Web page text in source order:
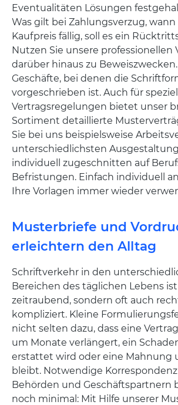
Eventualitäten Lösungen
Was gilt bei Zahlungsverzug,
Kaufpreis fällig, soll es ein
Nutzen Sie unsere professionellen
darüber hinaus zu
Geschäfte, bei denen die
vorgeschrieben ist. Auch für
Vertragsregelungen bietet unser
Sortiment detaillierte
Sie bei uns beispielsweise
unterschiedlichsten
individuell zugeschnitten auf
Befristungen. Einfach individuell
Ihre Vorlagen immer wieder
Musterbriefe und
erleichtern den Alltag
Schriftverkehr in den
Bereichen des täglichen Lebens
zeitraubend, sondern oft auch
kompliziert. Kleine
nicht selten dazu, dass eine
um Monate verlängert, ein
erstattet wird oder eine Mahnung
bleibt. Notwendige
Behörden und Geschäftspartnern
noch minimal: Mit Hilfe unserer